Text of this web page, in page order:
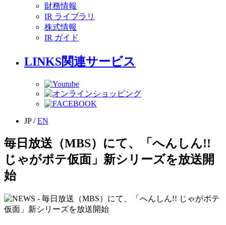
財務情報
IR ライブラリ
株式情報
IR ガイド
LINKS関連サービス
JP/EN
毎日放送（MBS）にて、「へんしん!!
じゃがポテ仮面」新シリーズを放送開
始